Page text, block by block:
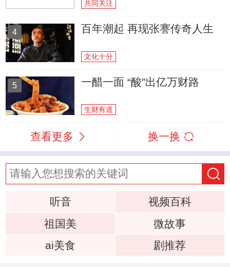
共同关注
4 百年潮起 再现张謇传奇人生
文化十分
5 一醋一面 “酸”出亿万财路
生财有道
查看更多 换一换
听音
视频百科
祖国美
微故事
ai美食
剧推荐